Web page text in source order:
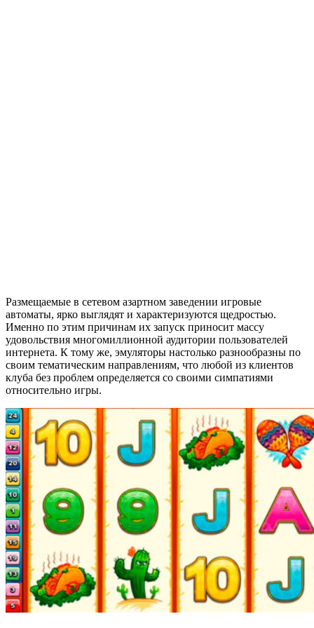
Размещаемые в сетевом азартном заведении игровые
автоматы, ярко выглядят и характеризуются щедростью.
Именно по этим причинам их запуск приносит массу
удовольствия многомиллионной аудитории пользователей
интернета. К тому же, эмуляторы настолько разнообразны по
своим тематическим направлениям, что любой из клиентов
клуба без проблем определяется со своими симпатиями
относительно игры.